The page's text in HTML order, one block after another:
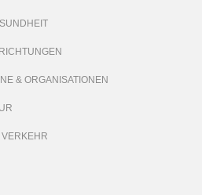
& ORGANISATIONEN